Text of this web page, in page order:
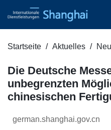
Startseite Aktuelles
Die Deutsche
unbegrenzten
chinesischen
german.shanghai.gov.cn